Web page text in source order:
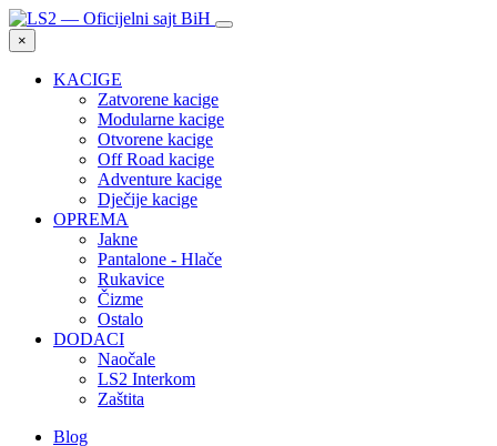
×
KACIGE
Zatvorene kacige
Modularne kacige
Otvorene kacige
Off Road kacige
Adventure kacige
Dječije kacige
OPREMA
Jakne
Pantalone - Hlače
Rukavice
Čizme
Ostalo
DODACI
Naočale
LS2 Interkom
Zaštita
Blog